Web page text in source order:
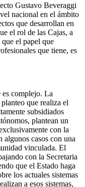
Gustavo Beveraggi
nacional en el ámbito
que desarrollan en
el rol de las Cajas, a
el papel que
que tiene, es
es complejo. La
que realiza el
subsidiados
plantean un
con la
casos con una
vinculada. El
con la Secretaria
que el Estado haga
los actuales sistemas
a esos sistemas,